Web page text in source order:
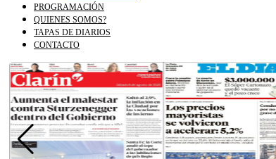
PROGRAMACIÓN
QUIENES SOMOS?
TAPAS DE DIARIOS
CONTACTO